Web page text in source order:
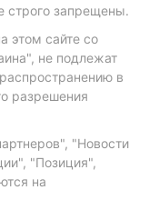
строго запрещены.
этом сайте со
не подлежат
в
разрешения
"Новости
"Позиция",
на